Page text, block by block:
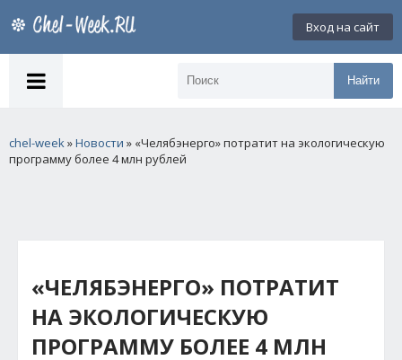
Вход на сайт
Найти
chel-week»Новости » «Челябэнерго» потратит на экологическую
программу более 4 млн рублей
«ЧЕЛЯБЭНЕРГО» ПОТРАТИТ
НА ЭКОЛОГИЧЕСКУЮ
ПРОГРАММУ БОЛЕЕ 4 МЛН